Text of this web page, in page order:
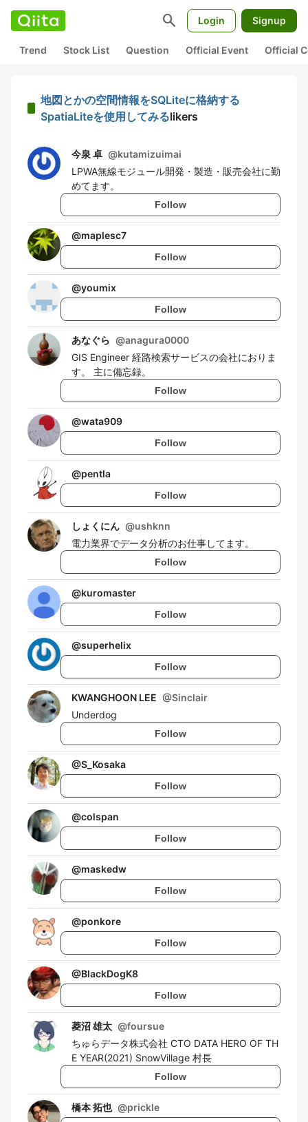
search Login Signup
Trend Stock List Question Official Event Official
地図とかの空間情報をSQLiteに格納する
SpatiaLiteを使用してみるlikers
今泉 卓 @kutamizuimai
LPWA無線モジュール開発・製造・販売会社に勤
めてます。
Follow
@maplesc7
Follow
@youmix
Follow
あなぐら @anagura0000
GIS Engineer 経路検索サービスの会社におりま
す。 主に備忘録。
Follow
@wata909
Follow
@pentla
Follow
しょくにん @ushknn
電力業界でデータ分析のお仕事してます。
Follow
@kuromaster
Follow
@superhelix
Follow
KWANGHOON LEE @Sinclair
Underdog
Follow
@S_Kosaka
Follow
@colspan
Follow
@maskedw
Follow
@ponkore
Follow
@BlackDogK8
Follow
菱沼 雄太 @foursue
ちゅらデータ株式会社 CTO DATA HERO OF TH
E YEAR(2021) SnowVillage 村長
Follow
橋本 拓也 @prickle